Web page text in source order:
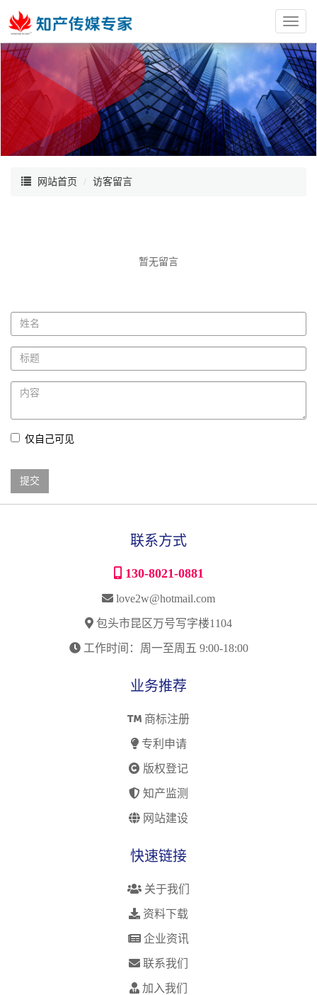
红
枫
阁
网站首页 访客留言
暂无留言
仅自己可见
联系方式
130-8021-0881
love2w@hotmail.com
包头市昆区万号写字楼1104
工作时间：周一至周五 9:00-18:00
业务推荐
商标注册
专利申请
版权登记
知产监测
网站建设
快速链接
关于我们
资料下载
企业资讯
联系我们
加入我们